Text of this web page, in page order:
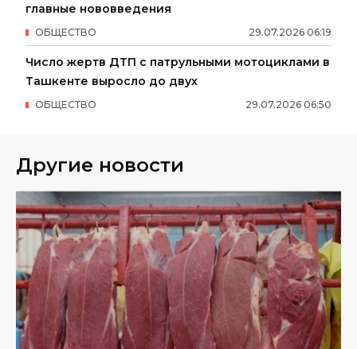
главные нововведения
29.07.2026 06:19
ОБЩЕСТВО
Число жертв ДТП с патрульными мотоциклами в
Ташкенте выросло до двух
29.07.2026 06:50
ОБЩЕСТВО
Другие новости